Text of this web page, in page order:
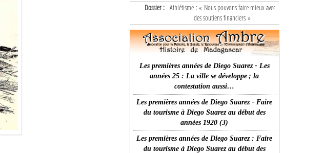
Dossier : Athlétisme : « Nous pouvons faire mieux avec
des soutiens financiers »
Les premières années de Diego Suarez - Les
années 25 : La ville se développe ; la
contestation aussi…
Les premières années de Diego Suarez - Faire
du tourisme à Diego Suarez au début des
années 1920 (3)
Les premières années de Diego Suarez : Faire
du tourisme à Diego Suarez au début des